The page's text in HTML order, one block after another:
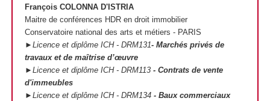
François COLONNA D'ISTRIA
Maitre de conférences HDR en droit immobilier
Conservatoire national des arts et métiers - PARIS
►Licence et diplôme ICH - DRM131- Marchés privés de
travaux et de maîtrise d’œuvre
►Licence et diplôme ICH - DRM113 - Contrats de vente
d'immeubles
►Licence et diplôme ICH - DRM134- Baux commerciaux